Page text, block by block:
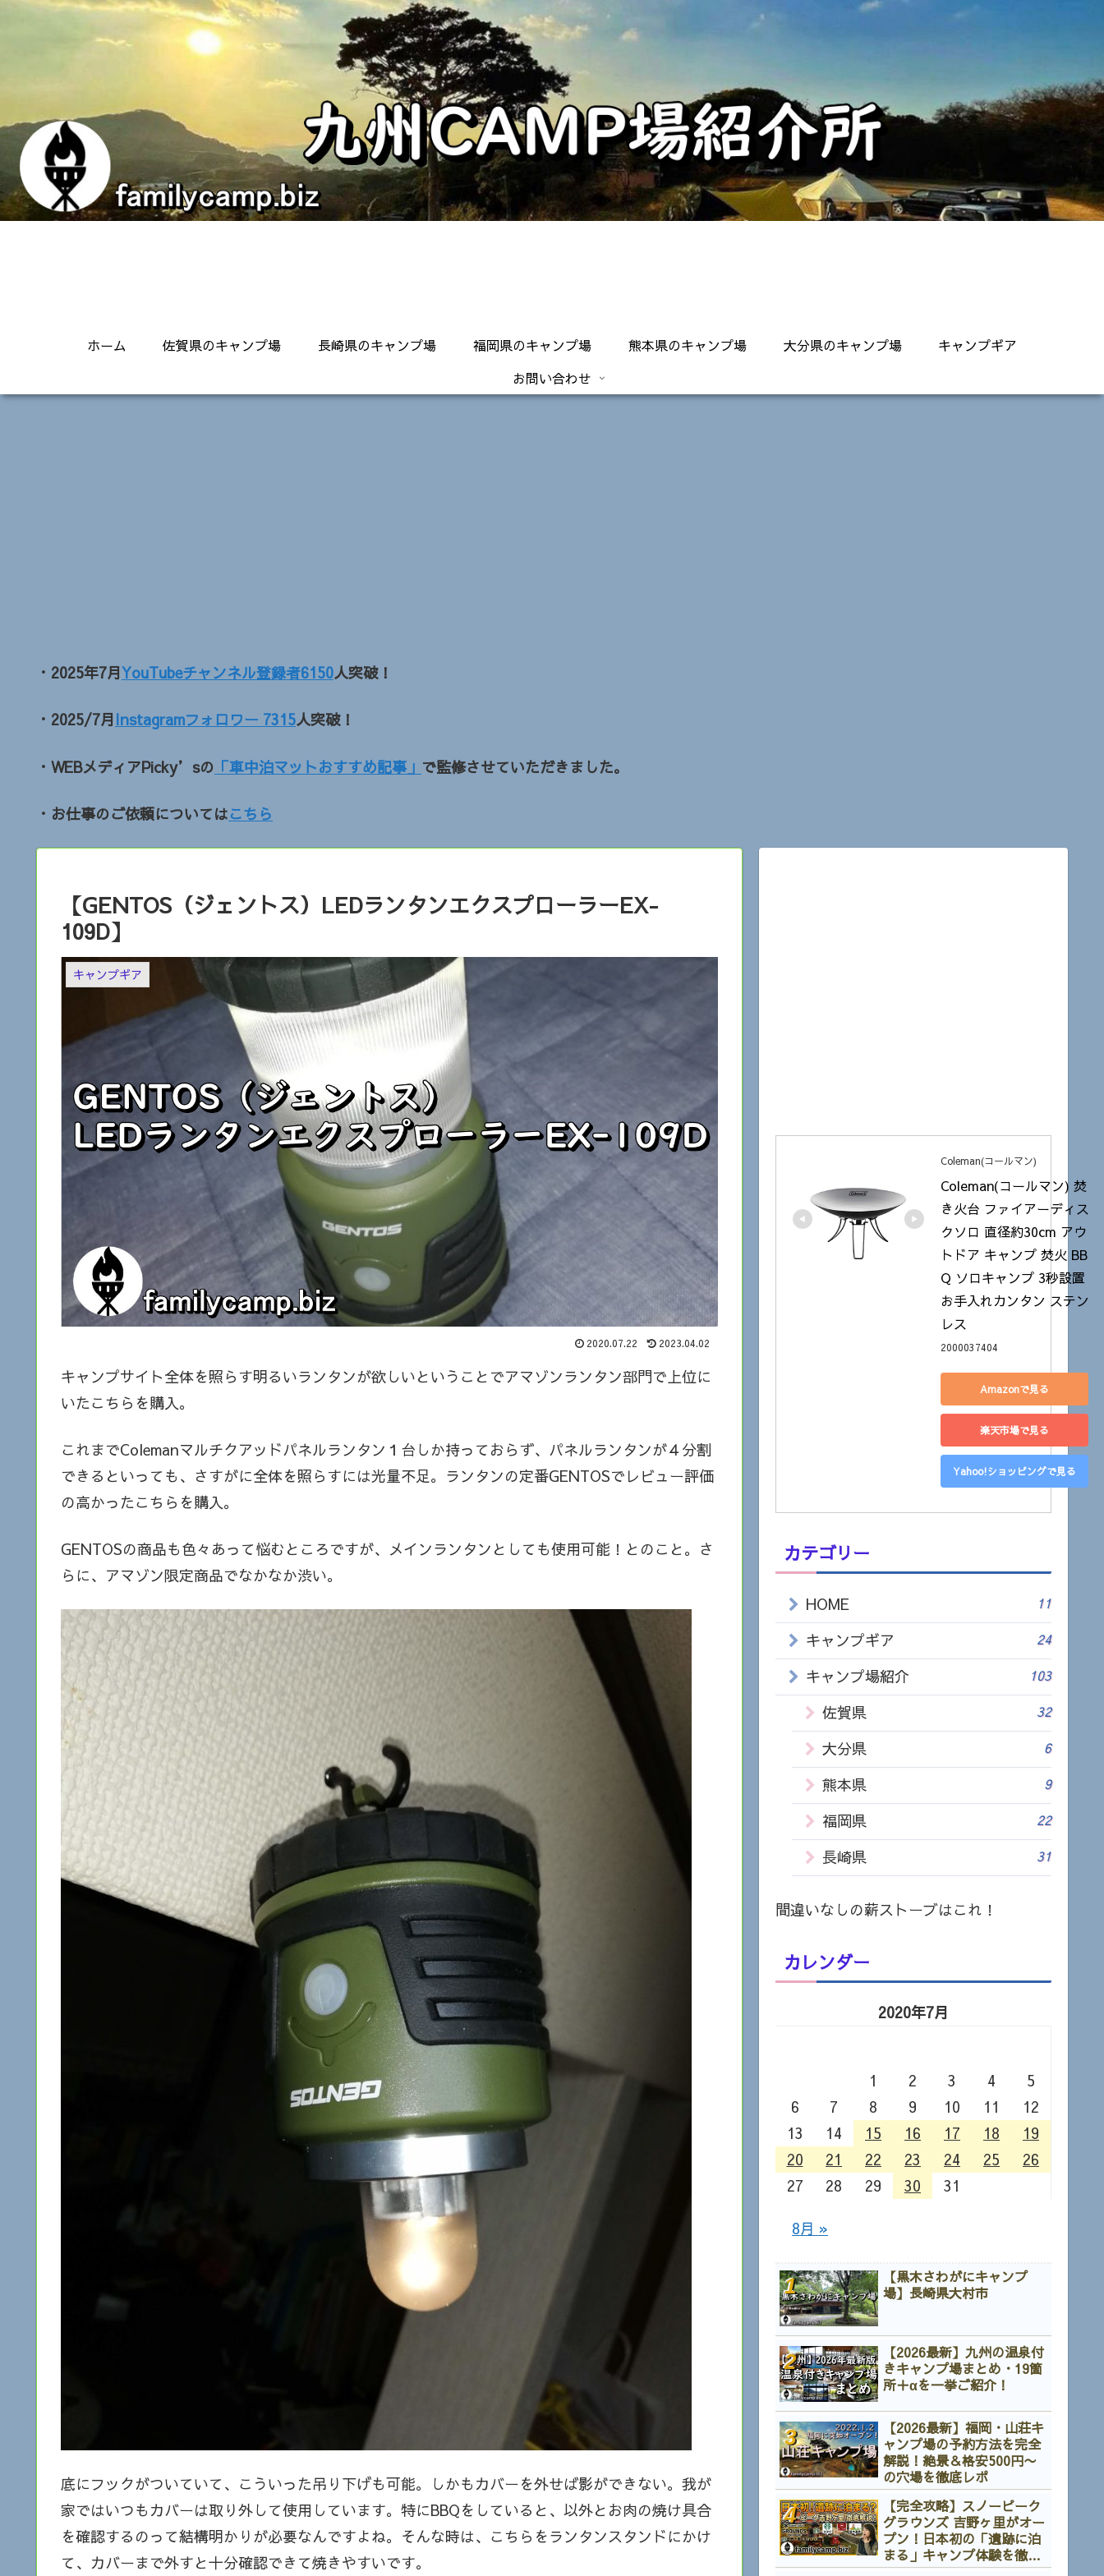
ホーム 佐賀県のキャンプ場 長崎県のキャンプ場 福岡県のキャンプ場 熊本県のキャンプ場 大分県のキャンプ場
キャンプギア
お問い合わせ
・2025年7月YouTubeチャンネル登録者6150人突破！
・2025/7月 Instagramフォロワー 7315人突破！
・WEBメディアPicky’sの 「車中泊マットおすすめ記事」 で監修させていただきました。
・お仕事のご依頼についてはこちら
【GENTOS（ジェントス）LEDランタンエクスプローラーEX-
109D】
キャンプギア
2020.07.22 2023.04.02
キャンプサイト全体を照らす明るいランタンが欲しいということでアマゾンランタン部門で上位に
いたこちらを購入。
これまでColemanマルチクアッドパネルランタン１台しか持っておらず、パネルランタンが４分割
できるといっても、さすがに全体を照らすには光量不足。ランタンの定番GENTOSでレビュー評価
の高かったこちらを購入。
GENTOSの商品も色々あって悩むところですが、メインランタンとしても使用可能！とのこと。さ
らに、アマゾン限定商品でなかなか渋い。
底にフックがついていて、こういった吊り下げも可能。しかもカバーを外せば影ができない。我が
家ではいつもカバーは取り外して使用しています。特にBBQをしていると、以外とお肉の焼け具合
を確認するのって結構明かりが必要なんですよね。そんな時は、こちらをランタンスタンドにかけ
て、カバーまで外すと十分確認できて焼きやすいです。
Coleman(コールマン)
Coleman(コールマン) 焚
き火台 ファイアーディス
クソロ 直径約30cm アウ
トドア キャンプ 焚火 BB
Q ソロキャンプ 3秒設置
お手入れカンタン ステン
レス
2000037404
Amazonで見る
楽天市場で見る
Yahoo!ショッピングで見る
カテゴリー
HOME 11
キャンプギア 24
キャンプ場紹介 103
佐賀県 32
大分県 6
熊本県 9
福岡県 22
長崎県 31
間違いなしの薪ストーブはこれ！
カレンダー
2020年7月
1
2 3 4
5
6
7 8 9 10 11
12
13
14 15 16 17 18
19
20
21 22 23 24 25
26
27
28 29 30 31
8月 »
【黒木さわがにキャンプ
場】長崎県大村市
【2026最新】九州の温泉付
きキャンプ場まとめ・19箇
所＋αを一挙ご紹介！
【2026最新】福岡・山荘キ
ャンプ場の予約方法を完全
解説！絶景＆格安500円〜
の穴場を徹底レポ
【完全攻略】スノーピーク
グラウンズ 吉野ヶ里がオー
プン！日本初の「遺跡に泊
まる」キャンプ体験を徹底
解説